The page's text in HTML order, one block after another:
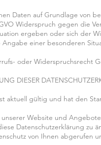
Daten auf Grundlage von
Widerspruch gegen die
ergeben oder sich der
einer besonderen
oder Widerspruchsrecht
DIESER
aktuell gültig und hat den
Website und
Datenschutzerklärung zu
von Ihnen abgerufen